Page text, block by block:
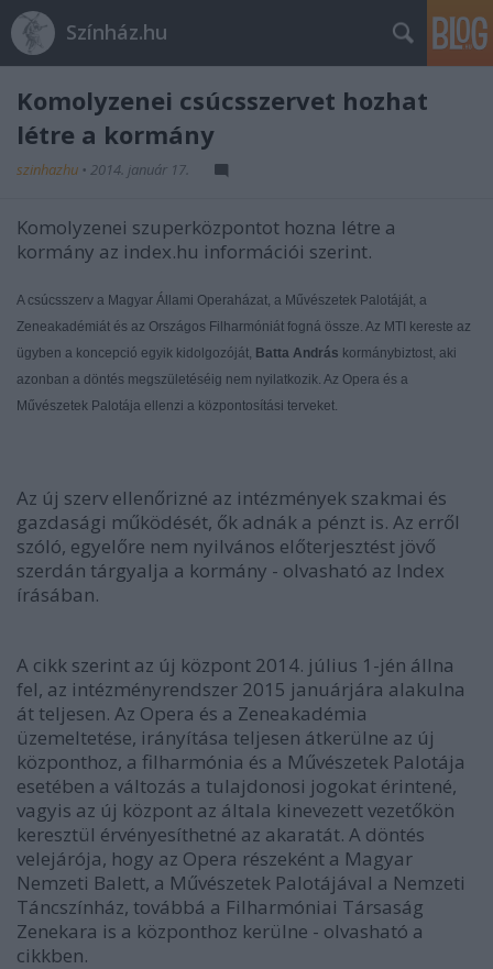
Színház.hu
Komolyzenei csúcsszervet hozhat
létre a kormány
szinhazhu • 2014. január 17.
Komolyzenei szuperközpontot hozna létre a
kormány az index.hu információi szerint.
A csúcsszerv a Magyar Állami Operaházat, a Művészetek Palotáját, a
Zeneakadémiát és az Országos Filharmóniát fogná össze. Az MTI kereste az
ügyben a koncepció egyik kidolgozóját, Batta András kormánybiztost, aki
azonban a döntés megszületéséig nem nyilatkozik. Az Opera és a
Művészetek Palotája ellenzi a központosítási terveket.
Az új szerv ellenőrizné az intézmények szakmai és
gazdasági működését, ők adnák a pénzt is. Az erről
szóló, egyelőre nem nyilvános előterjesztést jövő
szerdán tárgyalja a kormány - olvasható az Index
írásában.
A cikk szerint az új központ 2014. július 1-jén állna
fel, az intézményrendszer 2015 januárjára alakulna
át teljesen. Az Opera és a Zeneakadémia
üzemeltetése, irányítása teljesen átkerülne az új
központhoz, a filharmónia és a Művészetek Palotája
esetében a változás a tulajdonosi jogokat érintené,
vagyis az új központ az általa kinevezett vezetőkön
keresztül érvényesíthetné az akaratát. A döntés
velejárója, hogy az Opera részeként a Magyar
Nemzeti Balett, a Művészetek Palotájával a Nemzeti
Táncszínház, továbbá a Filharmóniai Társaság
Zenekara is a központhoz kerülne - olvasható a
cikkben.